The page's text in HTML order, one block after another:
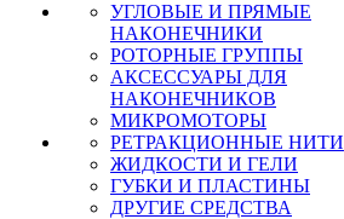
УГЛОВЫЕ И ПРЯМЫЕ
НАКОНЕЧНИКИ
РОТОРНЫЕ ГРУППЫ
АКСЕССУАРЫ ДЛЯ
НАКОНЕЧНИКОВ
МИКРОМОТОРЫ
РЕТРАКЦИОННЫЕ НИТИ
ЖИДКОСТИ И ГЕЛИ
ГУБКИ И ПЛАСТИНЫ
ДРУГИЕ СРЕДСТВА